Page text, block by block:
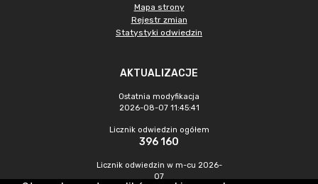
Mapa strony
Rejestr zmian
Statystyki odwiedzin
AKTUALIZACJE
Ostatnia modyfikacja
2026-08-07 11:45:41
Licznik odwiedzin ogółem
396 160
Licznik odwiedzin w m-cu 2026-
07